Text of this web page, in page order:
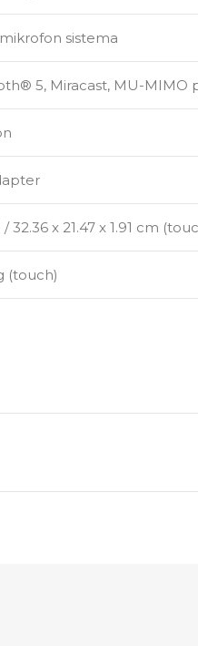
sistema
5, Miracast, MU-MIMO
32.36 x 21.47 x 1.91 cm
(touch)